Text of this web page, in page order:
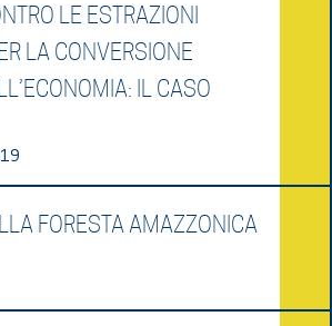
LE ESTRAZIONI
LA CONVERSIONE
IL CASO
FORESTA AMAZZONICA